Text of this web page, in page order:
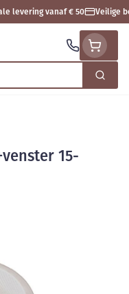
levering vanaf € 50 Veilige
Zoek
15-